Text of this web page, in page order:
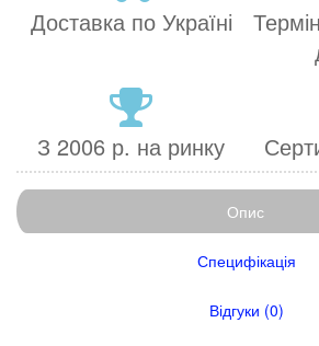
Доставка по Україні
З 2006 р. на ринку
Опис
Специфікація
Відгуки (0)